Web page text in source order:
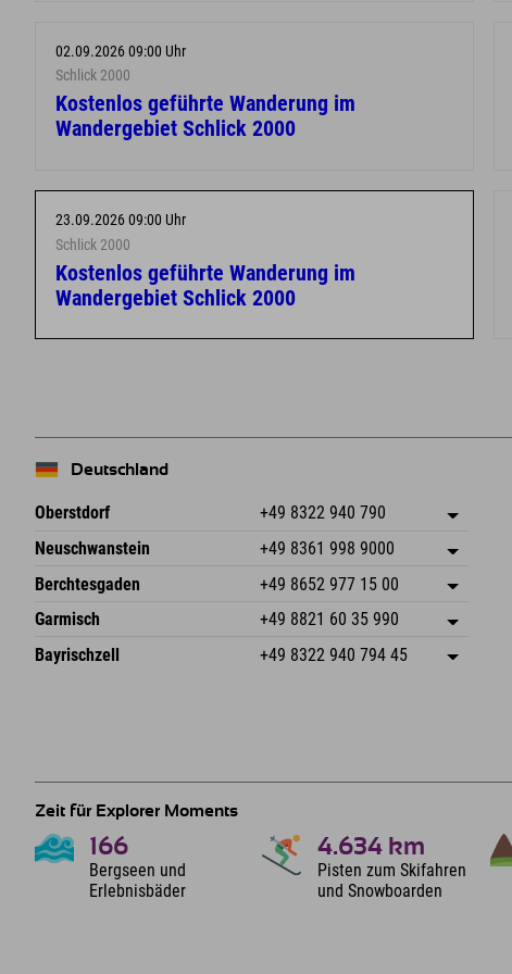
02.09.2026 09:00 Uhr
Schlick 2000
Kostenlos geführte Wanderung im
Wandergebiet Schlick 2000
23.09.2026 09:00 Uhr
Schlick 2000
Kostenlos geführte Wanderung im
Wandergebiet Schlick 2000
Deutschland
Oberstdorf +49 8322 940 790
An der Breitach 3
Deutschland
Adresse speichern
Buchen
Neuschwanstein +49 8361 998 9000
An der Riese 45
87484 Nesselwang im Allgäu
Deutschland
Adresse speichern
Buchen
Berchtesgaden +49 8652 977 15 00
Hofreitstr. 7
Deutschland
Adresse speichern
Buchen
Garmisch +49 8821 60 35 990
Frickenstraße 22
82490 Farchant
Adresse speichern
Bayrischzell +49 8322 940 794 45
Zeit für Explorer Moments
166
Bergseen und
Erlebnisbäder
4.634 km
Pisten zum Skifahren
und Snowboarden